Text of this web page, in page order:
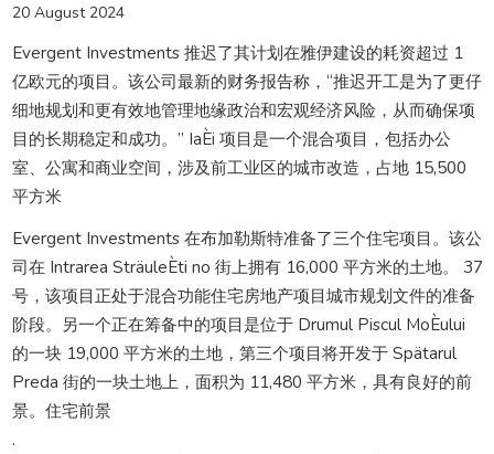
20 August 2024
Evergent Investments 推迟了其计划在雅伊建设的耗资超过 1
亿欧元的项目。该公司最新的财务报告称，“推迟开工是为了更仔
细地规划和更有效地管理地缘政治和宏观经济风险，从而确保项
目的长期稳定和成功。” IaÈi 项目是一个混合项目，包括办公
室、公寓和商业空间，涉及前工业区的城市改造，占地 15,500
平方米
Evergent Investments 在布加勒斯特准备了三个住宅项目。该公
司在 Intrarea SträuleÈti no 街上拥有 16,000 平方米的土地。 37
号，该项目正处于混合功能住宅房地产项目城市规划文件的准备
阶段。另一个正在筹备中的项目是位于 Drumul Piscul MoÈului
的一块 19,000 平方米的土地，第三个项目将开发于 Spätarul
Preda 街的一块土地上，面积为 11,480 平方米，具有良好的前
景。住宅前景
.